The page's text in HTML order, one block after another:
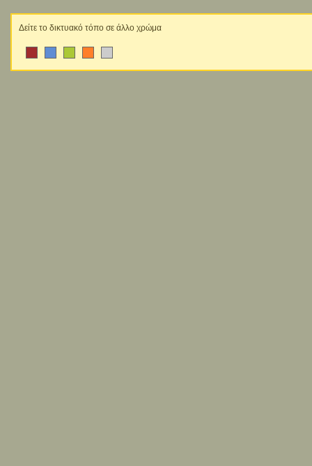
Δείτε το δικτυακό τόπο σε άλλο χρώμα